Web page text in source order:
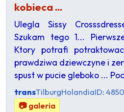
kobieca ...
Ulegla Sissy
Szukam tego 1...
Ktory potrafi
prawdziwa dziewczyne i
spust w pucie gleboko ...
transTilburgHolandiaID:
📷 galeria